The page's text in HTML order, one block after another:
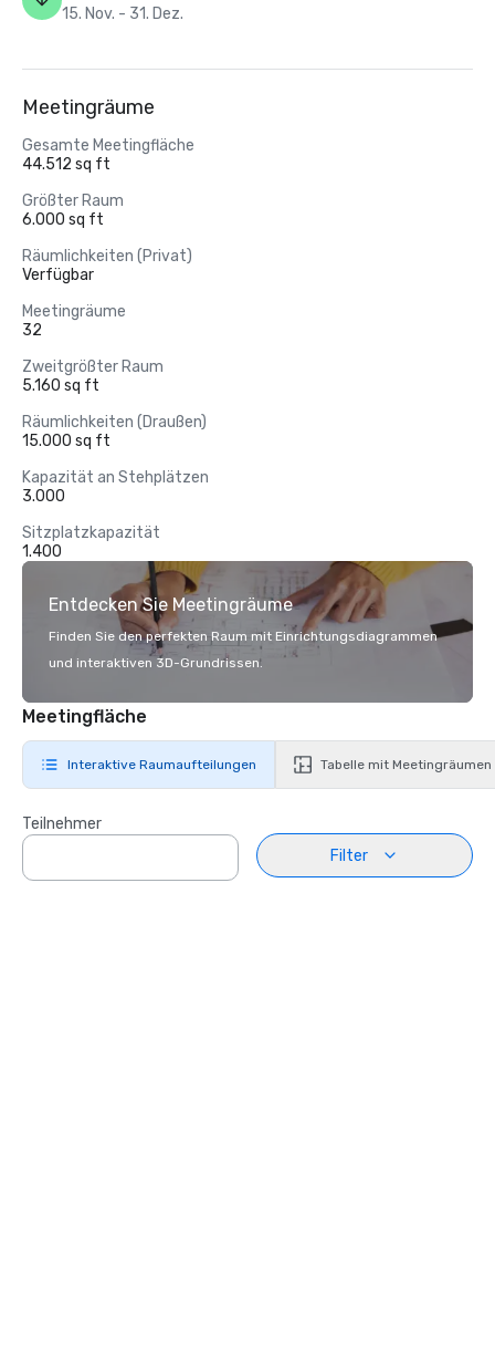
15. Nov. - 31. Dez.
Meetingräume
Gesamte Meetingfläche
44.512 sq ft
Größter Raum
6.000 sq ft
Räumlichkeiten (Privat)
Verfügbar
Meetingräume
32
Zweitgrößter Raum
5.160 sq ft
Räumlichkeiten (Draußen)
15.000 sq ft
Kapazität an Stehplätzen
3.000
Sitzplatzkapazität
1.400
Entdecken Sie Meetingräume
Finden Sie den perfekten Raum mit Einrichtungsdiagrammen
und interaktiven 3D-Grundrissen.
Meetingfläche
Interaktive Raumaufteilungen Tabelle mit Meetingräumen
Teilnehmer
Filter